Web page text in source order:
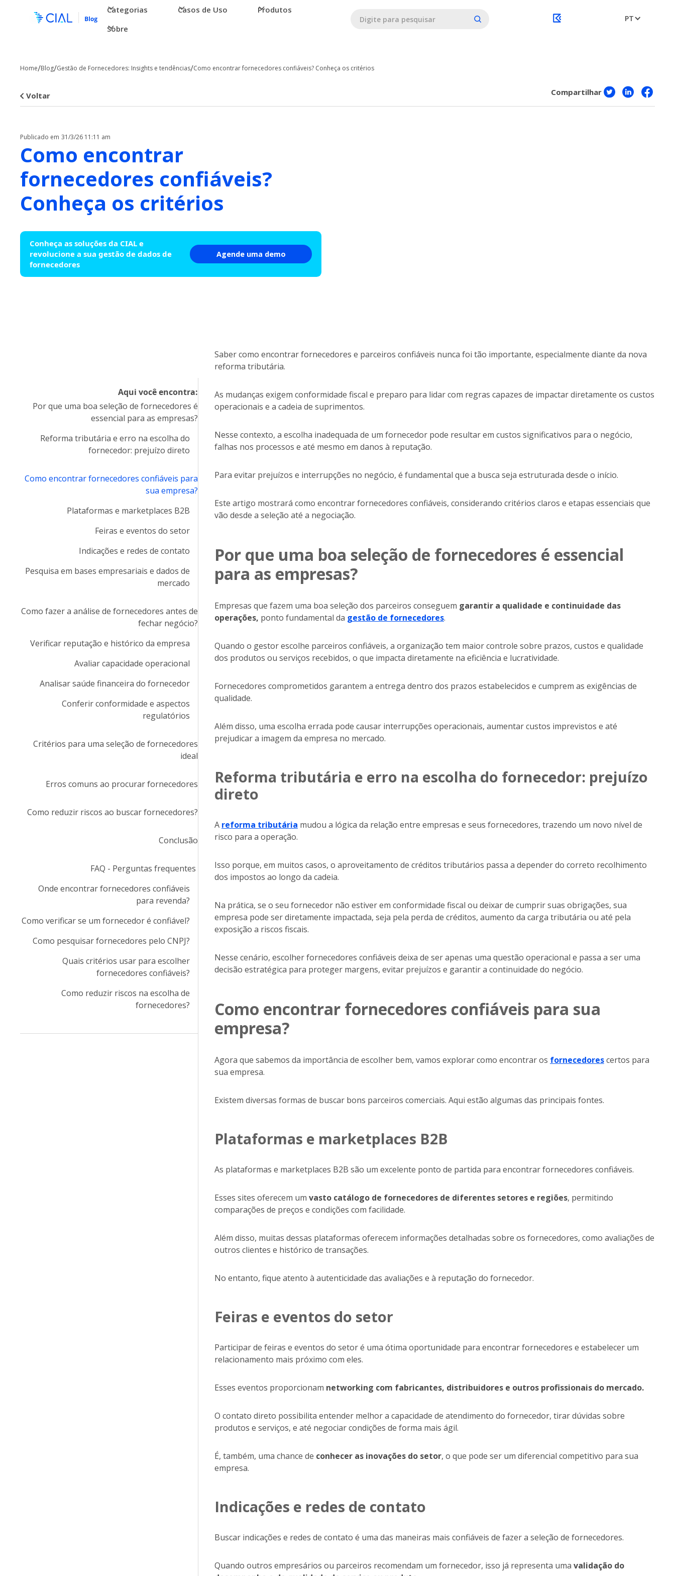
Categorias Casos de Uso
Produtos
Sobre
PT
Home/Blog/Gestão de Fornecedores: Insights e tendências/Como encontrar fornecedores confiáveis? Conheça os critérios
Voltar Compartilhar
Publicado em 31/3/26 11:11 am
Como encontrar
fornecedores confiáveis?
Conheça os critérios
Conheça as soluções da CIAL e
revolucione a sua gestão de dados de
fornecedores
Agende uma demo
Aqui você encontra:
Por que uma boa seleção de fornecedores é
essencial para as empresas?
Reforma tributária e erro na escolha do
fornecedor: prejuízo direto
Como encontrar fornecedores confiáveis para
sua empresa?
Plataformas e marketplaces B2B
Feiras e eventos do setor
Indicações e redes de contato
Pesquisa em bases empresariais e dados de
mercado
Como fazer a análise de fornecedores antes de
fechar negócio?
Verificar reputação e histórico da empresa
Avaliar capacidade operacional
Analisar saúde financeira do fornecedor
Conferir conformidade e aspectos
regulatórios
Critérios para uma seleção de fornecedores
ideal
Erros comuns ao procurar fornecedores
Como reduzir riscos ao buscar fornecedores?
Conclusão
FAQ - Perguntas frequentes
Onde encontrar fornecedores confiáveis
para revenda?
Como verificar se um fornecedor é confiável?
Como pesquisar fornecedores pelo CNPJ?
Quais critérios usar para escolher
fornecedores confiáveis?
Como reduzir riscos na escolha de
fornecedores?
Saber como encontrar fornecedores e parceiros confiáveis nunca foi tão importante, especialmente diante da nova
reforma tributária.
As mudanças exigem conformidade fiscal e preparo para lidar com regras capazes de impactar diretamente os custos
operacionais e a cadeia de suprimentos.
Nesse contexto, a escolha inadequada de um fornecedor pode resultar em custos significativos para o negócio,
falhas nos processos e até mesmo em danos à reputação.
Para evitar prejuízos e interrupções no negócio, é fundamental que a busca seja estruturada desde o início.
Este artigo mostrará como encontrar fornecedores confiáveis, considerando critérios claros e etapas essenciais que
vão desde a seleção até a negociação.
Por que uma boa seleção de fornecedores é essencial
para as empresas?
Empresas que fazem uma boa seleção dos parceiros conseguem garantir a qualidade e continuidade das
operações, ponto fundamental da gestão de fornecedores.
Quando o gestor escolhe parceiros confiáveis, a organização tem maior controle sobre prazos, custos e qualidade
dos produtos ou serviços recebidos, o que impacta diretamente na eficiência e lucratividade.
Fornecedores comprometidos garantem a entrega dentro dos prazos estabelecidos e cumprem as exigências de
qualidade.
Além disso, uma escolha errada pode causar interrupções operacionais, aumentar custos imprevistos e até
prejudicar a imagem da empresa no mercado.
Reforma tributária e erro na escolha do fornecedor: prejuízo
direto
A reforma tributária mudou a lógica da relação entre empresas e seus fornecedores, trazendo um novo nível de
risco para a operação.
Isso porque, em muitos casos, o aproveitamento de créditos tributários passa a depender do correto recolhimento
dos impostos ao longo da cadeia.
Na prática, se o seu fornecedor não estiver em conformidade fiscal ou deixar de cumprir suas obrigações, sua
empresa pode ser diretamente impactada, seja pela perda de créditos, aumento da carga tributária ou até pela
exposição a riscos fiscais.
Nesse cenário, escolher fornecedores confiáveis deixa de ser apenas uma questão operacional e passa a ser uma
decisão estratégica para proteger margens, evitar prejuízos e garantir a continuidade do negócio.
Como encontrar fornecedores confiáveis para sua
empresa?
Agora que sabemos da importância de escolher bem, vamos explorar como encontrar os fornecedorescertos para
sua empresa.
Existem diversas formas de buscar bons parceiros comerciais. Aqui estão algumas das principais fontes.
Plataformas e marketplaces B2B
As plataformas e marketplaces B2B são um excelente ponto de partida para encontrar fornecedores confiáveis.
Esses sites oferecem um vasto catálogo de fornecedores de diferentes setores e regiões, permitindo
comparações de preços e condições com facilidade.
Além disso, muitas dessas plataformas oferecem informações detalhadas sobre os fornecedores, como avaliações de
outros clientes e histórico de transações.
No entanto, fique atento à autenticidade das avaliações e à reputação do fornecedor.
Feiras e eventos do setor
Participar de feiras e eventos do setor é uma ótima oportunidade para encontrar fornecedores e estabelecer um
relacionamento mais próximo com eles.
Esses eventos proporcionam networking com fabricantes, distribuidores e outros profissionais do mercado.
O contato direto possibilita entender melhor a capacidade de atendimento do fornecedor, tirar dúvidas sobre
produtos e serviços, e até negociar condições de forma mais ágil.
É, também, uma chance de conhecer as inovações do setor, o que pode ser um diferencial competitivo para sua
empresa.
Indicações e redes de contato
Buscar indicações e redes de contato é uma das maneiras mais confiáveis de fazer a seleção de fornecedores.
Quando outros empresários ou parceiros recomendam um fornecedor, isso já representa uma validação do